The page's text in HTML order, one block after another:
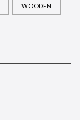
WOODEN